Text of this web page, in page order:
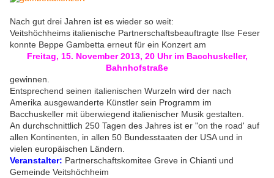
Nach gut drei Jahren ist es wieder so weit:
Veitshöchheims italienische Partnerschaftsbeauftragte Ilse Feser
konnte Beppe Gambetta erneut für ein Konzert am
Freitag, 15. November 2013, 20 Uhr im Bacchuskeller,
Bahnhofstraße
gewinnen.
Entsprechend seinen italienischen Wurzeln wird der nach
Amerika ausgewanderte Künstler sein Programm im
Bacchuskeller mit überwiegend italienischer Musik gestalten.
An durchschnittlich 250 Tagen des Jahres ist er "on the road' auf
allen Kontinenten, in allen 50 Bundesstaaten der USA und in
vielen europäischen Ländern.
Veranstalter: Partnerschaftskomitee Greve in Chianti und
Gemeinde Veitshöchheim